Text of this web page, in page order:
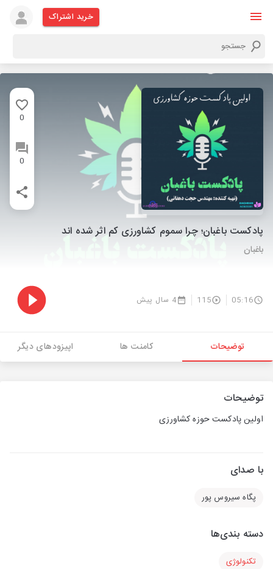
خرید اشتراک
0
0
پادکست باغبان؛ چرا سموم کشاورزی کم اثر شده اند
باغبان
05:16
115 4 سال پیش
توضیحات کامنت ها اپیزودهای دیگر
توضیحات
اولین پادکست حوزه کشاورزی
با صدای
پگاه سیروس پور
دسته بندی‌ها
تکنولوژی